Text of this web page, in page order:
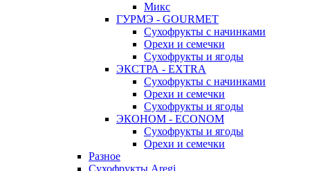
Микс
ГУРМЭ - GOURMET
Сухофрукты с начинками
Орехи и семечки
Сухофрукты и ягоды
ЭКСТРА - EXTRA
Сухофрукты с начинками
Орехи и семечки
Сухофрукты и ягоды
ЭКОНОМ - ECONOM
Сухофрукты и ягоды
Орехи и семечки
Разное
Сухофрукты Aregi